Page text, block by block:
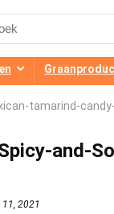
tamarind-
and-
2021